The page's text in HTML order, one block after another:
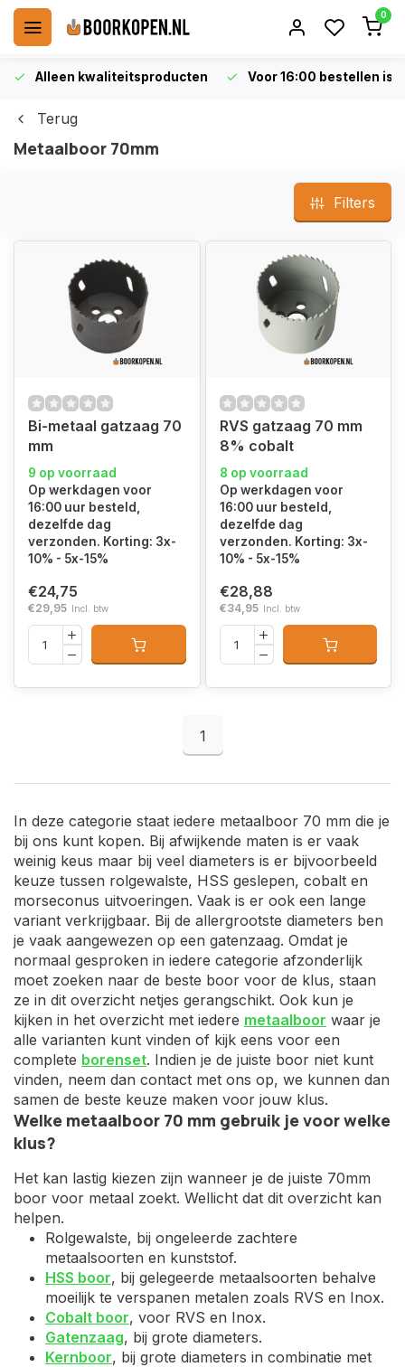
0
Alleen kwaliteitsproducten Voor 16:00 bestellen is
Terug
Metaalboor 70mm
Filters
Bi-metaal gatzaag 70
mm
9 op voorraad
Op werkdagen voor
16:00 uur besteld,
dezelfde dag
verzonden. Korting: 3x-
10% - 5x-15%
€24,75
€29,95 Incl. btw
RVS gatzaag 70 mm
8% cobalt
8 op voorraad
Op werkdagen voor
16:00 uur besteld,
dezelfde dag
verzonden. Korting: 3x-
10% - 5x-15%
€28,88
€34,95 Incl. btw
1
In deze categorie staat iedere metaalboor 70 mm die je
bij ons kunt kopen. Bij afwijkende maten is er vaak
weinig keus maar bij veel diameters is er bijvoorbeeld
keuze tussen rolgewalste, HSS geslepen, cobalt en
morseconus uitvoeringen. Vaak is er ook een lange
variant verkrijgbaar. Bij de allergrootste diameters ben
je vaak aangewezen op een gatenzaag. Omdat je
normaal gesproken in iedere categorie afzonderlijk
moet zoeken naar de beste boor voor de klus, staan
ze in dit overzicht netjes gerangschikt. Ook kun je
kijken in het overzicht met iedere metaalboor waar je
alle varianten kunt vinden of kijk eens voor een
complete borenset. Indien je de juiste boor niet kunt
vinden, neem dan contact met ons op, we kunnen dan
samen de beste keuze maken voor jouw klus.
Welke metaalboor 70 mm gebruik je voor welke
klus?
Het kan lastig kiezen zijn wanneer je de juiste 70mm
boor voor metaal zoekt. Wellicht dat dit overzicht kan
helpen.
Rolgewalste, bij ongeleerde zachtere
metaalsoorten en kunststof.
HSS boor, bij gelegeerde metaalsoorten behalve
moeilijk te verspanen metalen zoals RVS en Inox.
Cobalt boor, voor RVS en Inox.
Gatenzaag, bij grote diameters.
Kernboor, bij grote diameters in combinatie met